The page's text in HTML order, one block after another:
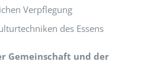
Verpflegung
des Essens
Gemeinschaft und der